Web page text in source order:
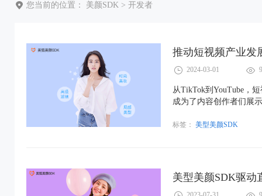
您当前的位置： 美颜SDK > 开发者
推动短视频产业发
2024-03-01
从TikTok到YouTube，
成为了内容创作者们展
面，也推动了短视频产
标签： 美型美颜SDK
美型美颜SDK驱动